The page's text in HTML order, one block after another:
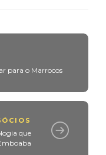
para o Marrocos
que